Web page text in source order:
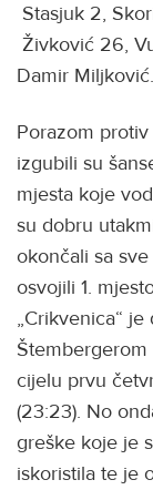
Stasjuk 2,
Živković 26,
Damir Miljković.
Porazom protiv
izgubili su
mjesta koje
su dobru
okončali sa
osvojili 1.
„Crikvenica“
cijelu prvu
(23:23). No
greške koje je
iskoristila te je